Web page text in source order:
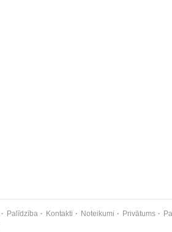
Palīdzība Kontakti Noteikumi Privātums